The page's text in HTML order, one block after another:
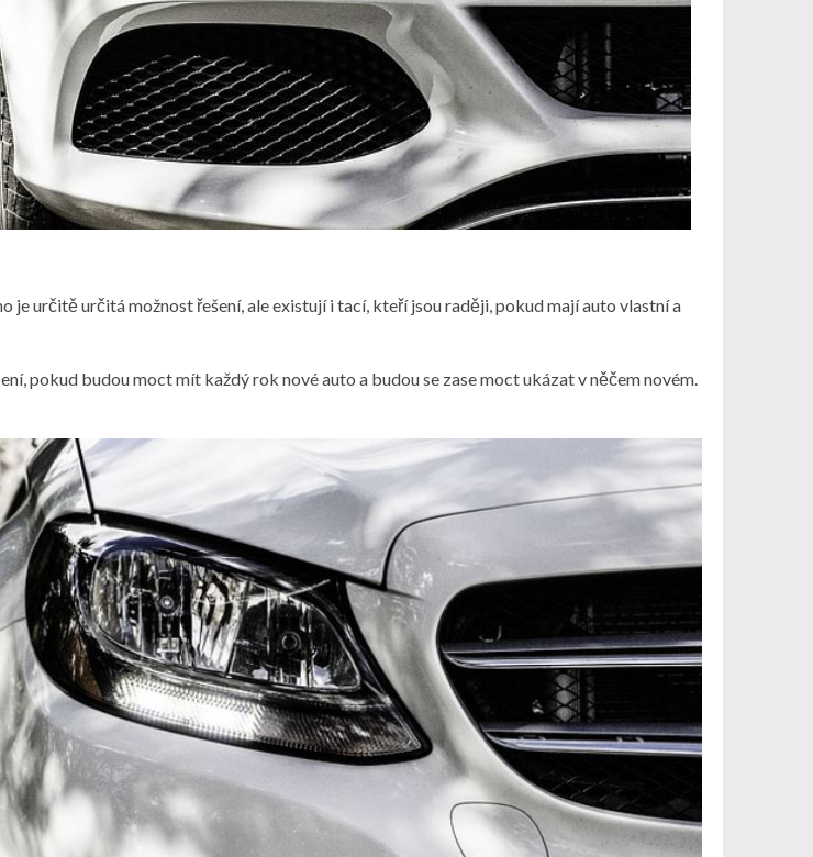
je určitě určitá možnost řešení, ale existují i tací, kteří jsou raději, pokud mají auto vlastní a
pokud budou moct mít každý rok nové auto a budou se zase moct ukázat v něčem novém.